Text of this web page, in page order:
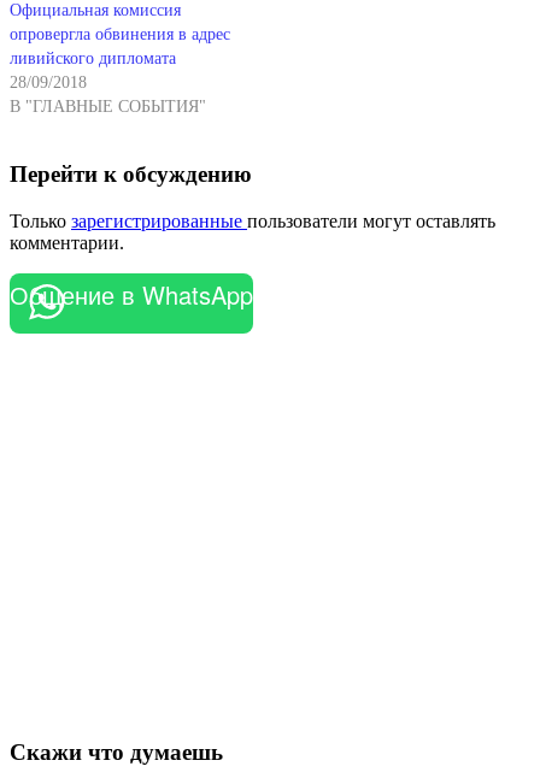
Официальная комиссия
опровергла обвинения в адрес
ливийского дипломата
28/09/2018
В "ГЛАВНЫЕ СОБЫТИЯ"
Перейти к обсуждению
Только зарегистрированные пользователи могут оставлять
комментарии.
Общение в WhatsApp
Скажи что думаешь